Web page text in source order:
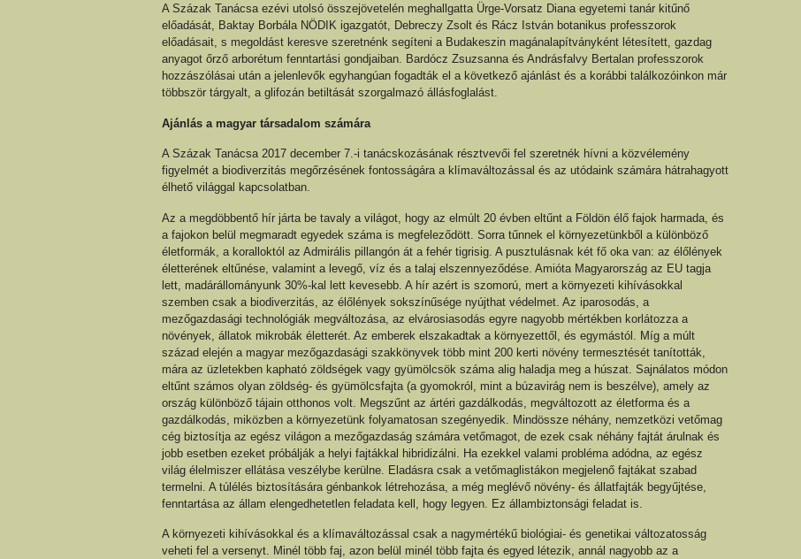
A Százak Tanácsa ezévi utolsó összejövetelén meghallgatta Ürge-Vorsatz Diana egyetemi tanár kitűnő
előadását, Baktay Borbála NÖDIK igazgatót, Debreczy Zsolt és Rácz István botanikus professzorok
előadásait, s megoldást keresve szeretnénk segíteni a Budakeszin magánalapítványként létesített, gazdag
anyagot őrző arborétum fenntartási gondjaiban. Bardócz Zsuzsanna és Andrásfalvy Bertalan professzorok
hozzászólásai után a jelenlevők egyhangúan fogadták el a következő ajánlást és a korábbi találkozóinkon már
többször tárgyalt, a glifozán betiltását szorgalmazó állásfoglalást.
Ajánlás a magyar társadalom számára
A Százak Tanácsa 2017 december 7.-i tanácskozásának résztvevői fel szeretnék hívni a közvélemény
figyelmét a biodiverzitás megőrzésének fontosságára a klímaváltozással és az utódaink számára hátrahagyott
élhető világgal kapcsolatban.
Az a megdöbbentő hír járta be tavaly a világot, hogy az elmúlt 20 évben eltűnt a Földön élő fajok harmada, és
a fajokon belül megmaradt egyedek száma is megfeleződött. Sorra tűnnek el környezetünkből a különböző
életformák, a koralloktól az Admirális pillangón át a fehér tigrisig. A pusztulásnak két fő oka van: az élőlények
életterének eltűnése, valamint a levegő, víz és a talaj elszennyeződése. Amióta Magyarország az EU tagja
lett, madárállományunk 30%-kal lett kevesebb. A hír azért is szomorú, mert a környezeti kihívásokkal
szemben csak a biodiverzitás, az élőlények sokszínűsége nyújthat védelmet. Az iparosodás, a
mezőgazdasági technológiák megváltozása, az elvárosiasodás egyre nagyobb mértékben korlátozza a
növények, állatok mikrobák életterét. Az emberek elszakadtak a környezettől, és egymástól. Míg a múlt
század elején a magyar mezőgazdasági szakkönyvek több mint 200 kerti növény termesztését tanították,
mára az üzletekben kapható zöldségek vagy gyümölcsök száma alig haladja meg a húszat. Sajnálatos módon
eltűnt számos olyan zöldség- és gyümölcsfajta (a gyomokról, mint a búzavirág nem is beszélve), amely az
ország különböző tájain otthonos volt. Megszűnt az ártéri gazdálkodás, megváltozott az életforma és a
gazdálkodás, miközben a környezetünk folyamatosan szegényedik. Mindössze néhány, nemzetközi vetőmag
cég biztosítja az egész világon a mezőgazdaság számára vetőmagot, de ezek csak néhány fajtát árulnak és
jobb esetben ezeket próbálják a helyi fajtákkal hibridizálni. Ha ezekkel valami probléma adódna, az egész
világ élelmiszer ellátása veszélybe kerülne. Eladásra csak a vetőmaglistákon megjelenő fajtákat szabad
termelni. A túlélés biztosítására génbankok létrehozása, a még meglévő növény- és állatfajták begyűjtése,
fenntartása az állam elengedhetetlen feladata kell, hogy legyen. Ez állambiztonsági feladat is.
A környezeti kihívásokkal és a klímaváltozással csak a nagymértékű biológiai- és genetikai változatosság
veheti fel a versenyt. Minél több faj, azon belül minél több fajta és egyed létezik, annál nagyobb az a